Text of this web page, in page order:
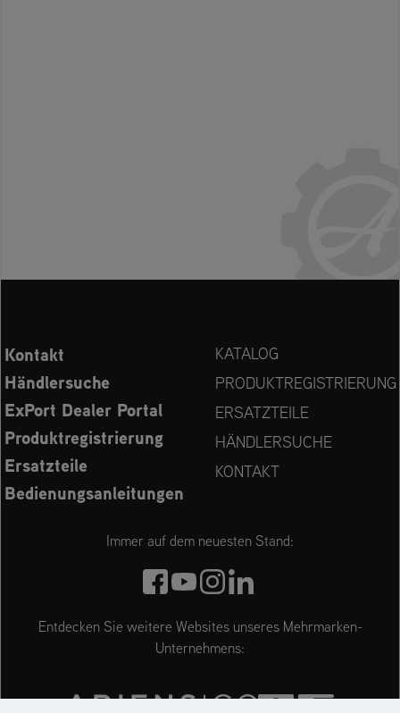
Kontakt
Händlersuche
ExPort Dealer Portal
Produktregistrierung
Ersatzteile
Bedienungsanleitungen
KATALOG
PRODUKTREGISTRIERUNG
ERSATZTEILE
HÄNDLERSUCHE
KONTAKT
Immer auf dem neuesten Stand:
Entdecken Sie weitere Websites unseres Mehrmarken-
Unternehmens: